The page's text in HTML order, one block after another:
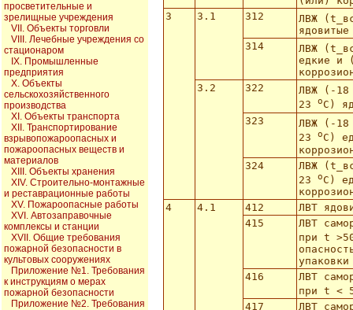
просветительные и
зрелищные учреждения
VII. Объекты торговли
VIII. Лечебные учреждения со
стационаром
IX. Промышленные
предприятия
X. Объекты
сельскохозяйственного
производства
XI. Объекты транспорта
XII. Транспортирование
взрывопожароопасных и
пожароопасных веществ и
материалов
XIII. Объекты хранения
XIV. Строительно-монтажные
и реставрационные работы
XV. Пожароопасные работы
XVI. Автозаправочные
комплексы и станции
XVII. Общие требования
пожарной безопасности в
культовых сооружениях
Приложение №1. Требования
к инструкциям о мерах
пожарной безопасности
Приложение №2. Требования
3
3.1 312
ЛВЖ
ядовитые
314
ЛВЖ
едкие и
3.2
322
ЛВЖ (-
23 oС)
323
ЛВЖ (-
23 oС)
324
ЛВЖ
23 oС)
4
4.1 412
ЛВТ
415
ЛВТ
при t
упаковки
416
ЛВТ
при t <
417
ЛВТ